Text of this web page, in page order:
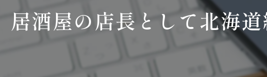
居酒屋の店長として北海